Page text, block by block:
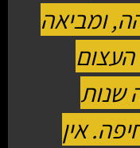
ומביאה
שנות
אין